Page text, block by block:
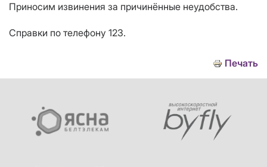
Приносим извинения за причинённые неудобства.
Справки по телефону 123.
Печать